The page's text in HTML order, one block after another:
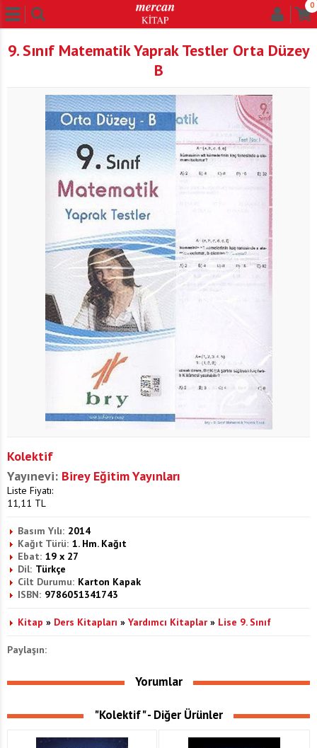
0
9. Sınıf Matematik Yaprak Testler Orta Düzey
B
Kolektif
Yayınevi: Birey Eğitim Yayınları
Liste Fiyatı:
11,11 TL
Basım Yılı: 2014
Kağıt Türü: 1. Hm. Kağıt
Ebat: 19 x 27
Dil: Türkçe
Cilt Durumu: Karton Kapak
ISBN: 9786051341743
Kitap » Ders Kitapları » Yardımcı Kitaplar » Lise 9. Sınıf
Paylaşın:
Yorumlar
"Kolektif" - Diğer Ürünler